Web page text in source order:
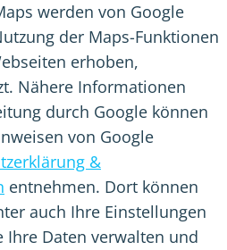
werden von Google
der Maps-Funktionen
erhoben,
Nähere Informationen
durch Google können
von Google
&
entnehmen. Dort können
auch Ihre Einstellungen
Ihre Daten verwalten und